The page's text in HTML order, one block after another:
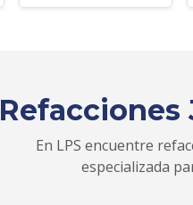
Refacciones
En LPS encuentre
especializada